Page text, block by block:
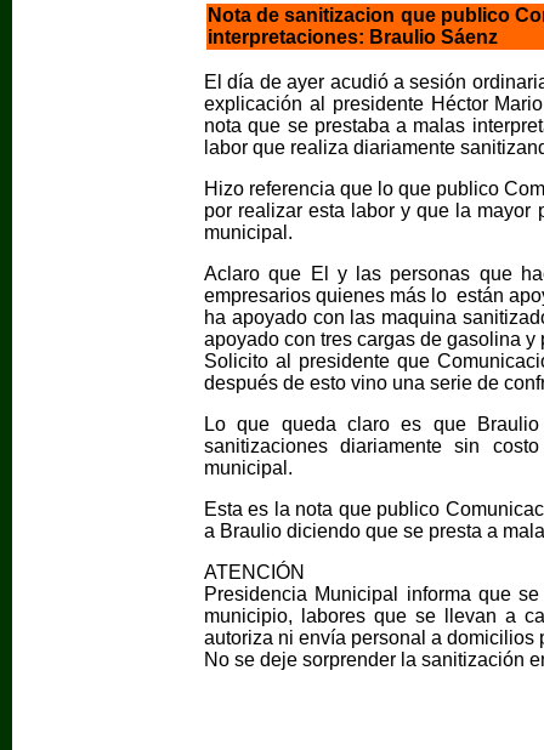
Nota de sanitizacion que publico
interpretaciones: Braulio Sáenz
El día de ayer acudió a sesión
explicación al presidente Héctor
nota que se prestaba a malas
labor que realiza diariamente
Hizo referencia que lo que publico
por realizar esta labor y que la mayor
municipal.
Aclaro que El y las personas que
empresarios quienes más lo están
ha apoyado con las maquina
apoyado con tres cargas de gasolina
Solicito al presidente que
después de esto vino una serie de
Lo que queda claro es que
sanitizaciones diariamente sin
municipal.
Esta es la nota que publico
a Braulio diciendo que se presta a
ATENCIÓN
Presidencia Municipal informa que
municipio, labores que se llevan a
autoriza ni envía personal a domicilios
No se deje sorprender la sanitización